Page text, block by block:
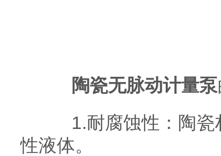
陶瓷无脉动计量泵
1.耐腐蚀性：陶瓷
性液体。